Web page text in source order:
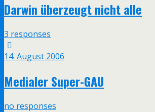
Darwin überzeugt nicht alle
3 responses
14. August 2006
Medialer Super-GAU
no responses